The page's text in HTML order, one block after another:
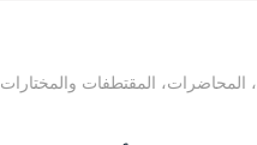
، المحاضرات، المقتطفات والمختارات